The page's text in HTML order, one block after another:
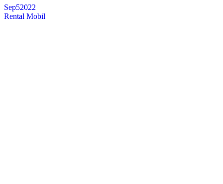
Sep52022
Rental Mobil